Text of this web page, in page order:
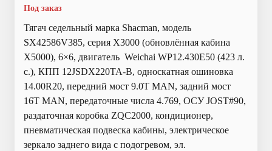
Под заказ
Тягач седельный марка Shacman, модель
SX42586V385, серия Х3000 (обновлённая кабина
X5000), 6×6, двигатель Weichai WP12.430E50 (423 л.
с.), КПП 12JSDX220TA-B, односкатная ошиновка
14.00R20, передний мост 9.0T MAN, задний мост
16T MAN, передаточные числа 4.769, ОСУ JOST#90,
раздаточная коробка ZQC2000, кондиционер,
пневматическая подвеска кабины, электрическое
зеркало заднего вида с подогревом, эл.